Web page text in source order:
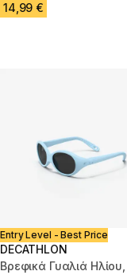
14,99 €
Entry Level - Best Price
DECATHLON
Βρεφικά Γυαλιά